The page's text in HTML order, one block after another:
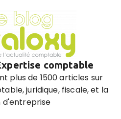
comptable
plus de 1500 articles sur
juridique, fiscale, et la
d'entreprise